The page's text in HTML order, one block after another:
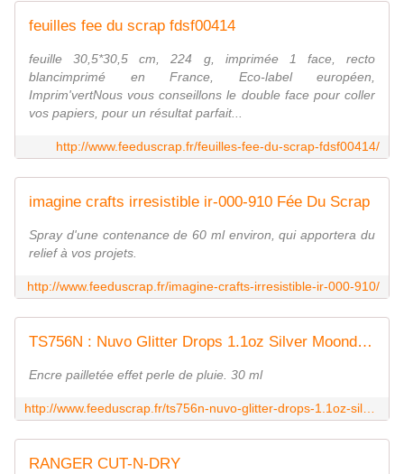
feuilles fee du scrap fdsf00414
feuille 30,5*30,5 cm, 224 g, imprimée 1 face, recto
blancimprimé en France, Eco-label européen,
Imprim'vertNous vous conseillons le double face pour coller
vos papiers, pour un résultat parfait...
http://www.feeduscrap.fr/feuilles-fee-du-scrap-fdsf00414/
imagine crafts irresistible ir-000-910 Fée Du Scrap
Spray d'une contenance de 60 ml environ, qui apportera du
relief à vos projets.
http://www.feeduscrap.fr/imagine-crafts-irresistible-ir-000-910/
TS756N : Nuvo Glitter Drops 1.1oz Silver Moondust fee du scrap
Encre pailletée effet perle de pluie. 30 ml
RANGER CUT-N-DRY